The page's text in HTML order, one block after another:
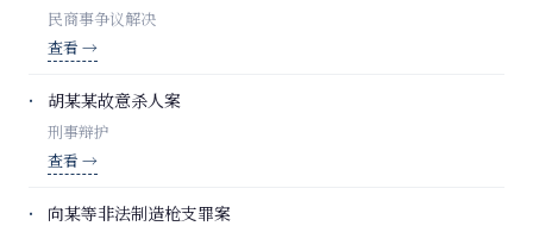
民商事争议解决
查看 →
胡某某故意杀人案
刑事辩护
查看 →
向某等非法制造枪支罪案